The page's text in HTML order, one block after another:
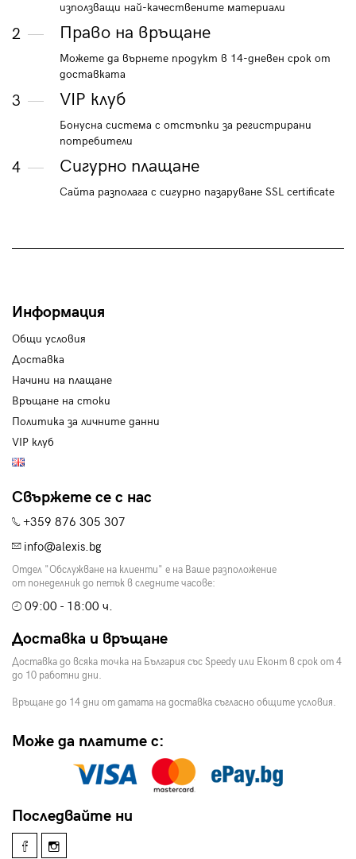
използващи най-качествените материали
2 Право на връщане
Можете да върнете продукт в 14-дневен срок от
доставката
3 VIP клуб
Бонусна система с отстъпки за регистрирани
потребители
4 Сигурно плащане
Сайта разполага с сигурно пазаруване SSL certificate
Информация
Общи условия
Доставка
Начини на плащане
Връщане на стоки
Политика за личните данни
VIP клуб
Свържете се с нас
+359 876 305 307
info@alexis.bg
Отдел "Обслужване на клиенти" е на Ваше разположение
от понеделник до петък в следните часове:
09:00 - 18:00 ч.
Доставка и връщане
Доставка до всяка точка на България със Speedy или Еконт в срок от 4
до 10 работни дни.
Връщане до 14 дни от датата на доставка съгласно общите условия.
Може да платите с:
Последвайте ни